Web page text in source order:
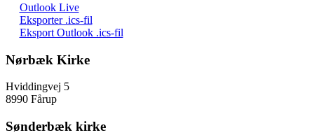
Outlook Live
Eksporter .ics-fil
Eksport Outlook .ics-fil
Nørbæk Kirke
Hviddingvej 5
8990 Fårup
Sønderbæk kirke